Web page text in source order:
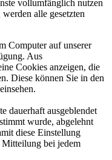
vollumfänglich nutzen
alle gesetzten
Computer auf unserer
Aus
Cookies anzeigen, die
Diese können Sie in den
dauerhaft ausgeblendet
wurde, abgelehnt
diese Einstellung
bei jedem